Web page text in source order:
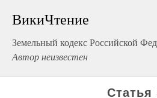
ВикиЧтение
Земельный кодекс Российской
Автор неизвестен
Статья